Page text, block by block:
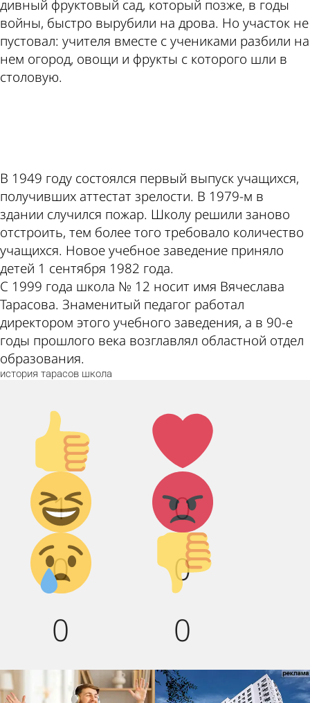
дивный фруктовый сад, который позже, в годы
войны, быстро вырубили на дрова. Но участок не
пустовал: учителя вместе с учениками разбили на
нем огород, овощи и фрукты с которого шли в
столовую.
В 1949 году состоялся первый выпуск учащихся,
получивших аттестат зрелости. В 1979-м в
здании случился пожар. Школу решили заново
отстроить, тем более того требовало количество
учащихся. Новое учебное заведение приняло
детей 1 сентября 1982 года.
С 1999 года школа № 12 носит имя Вячеслава
Тарасова. Знаменитый педагог работал
директором этого учебного заведения, а в 90-е
годы прошлого века возглавлял областной отдел
образования.
история тарасов школа
Палец
вверх!
1
Лайк!
0
Дикий
смех!
0
Агрессия!
0
Грусть :(
0
Палец
вниз!
0